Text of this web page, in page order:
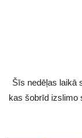
Šīs nedēļas laikā
kas šobrīd izslimo